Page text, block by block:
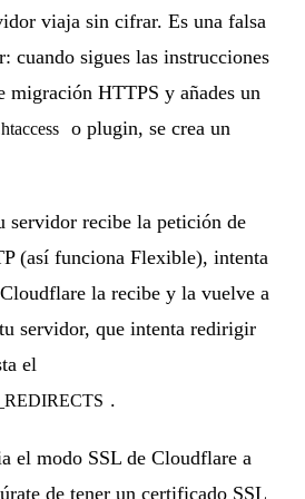
viaja sin cifrar. Es una falsa
cuando sigues las instrucciones
migración HTTPS y añades un
o plugin, se crea un
servidor recibe la petición de
(así funciona Flexible), intenta
la recibe y la vuelve a
servidor, que intenta redirigir
el
.
el modo SSL de Cloudflare a
de tener un certificado SSL